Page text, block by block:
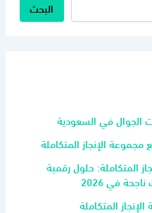
البحث
الجوال في السعودية
الإنجاز المتكاملة
المتكاملة: حلول رقمية
في 2026
المتكاملة